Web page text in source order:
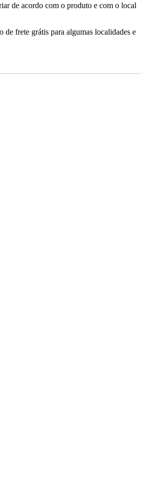
de acordo com o produto e com o local
de frete grátis para algumas localidades e